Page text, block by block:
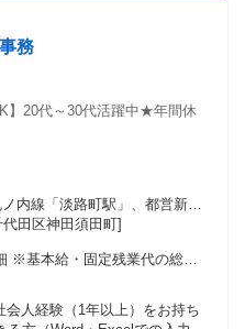
務
】20代～30代活躍中★年間休
内線「淡路町駅」、都営新宿
田区神田須田町]
※基本給・固定残業代の総額
年あたり360時間） 固定残業
別途残業代を支給する 【一
人経験（1年以上）をお持ち